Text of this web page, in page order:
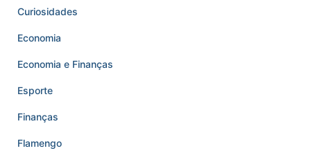
Curiosidades
Economia
Economia e Finanças
Esporte
Finanças
Flamengo